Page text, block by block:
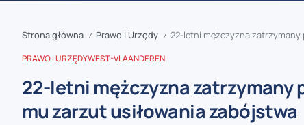
Strona główna / Prawo i Urzędy / 22-letni mężczyzna
PRAWO I URZĘDYWEST-VLAANDEREN
22-letni mężczyzna zatrzymany
mu zarzut usiłowania zabójstwa